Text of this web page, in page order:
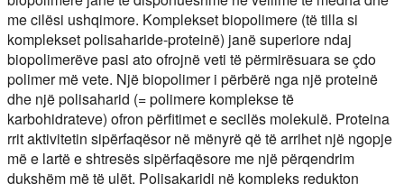
me cilësi ushqimore. Komplekset biopolimere (të tilla si
komplekset polisaharide-proteinë) janë superiore ndaj
biopolimerëve pasi ato ofrojnë veti të përmirësuara se çdo
polimer më vete. Një biopolimer i përbërë nga një proteinë
dhe një polisaharid (= polimere komplekse të
karbohidrateve) ofron përfitimet e secilës molekulë. Proteina
rrit aktivitetin sipërfaqësor në mënyrë që të arrihet një ngopje
më e lartë e shtresës sipërfaqësore me një përqendrim
dukshëm më të ulët. Polisakaridi në kompleks redukton